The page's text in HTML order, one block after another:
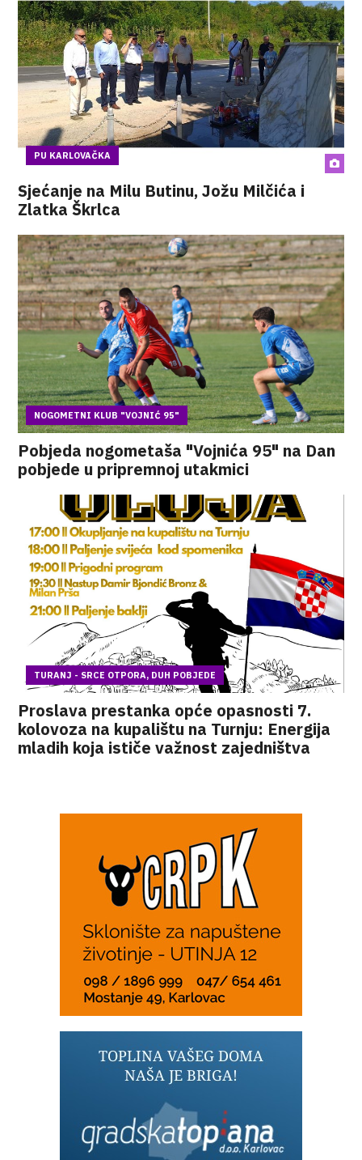
PU KARLOVAČKA
Sjećanje na Milu Butinu, Jožu Milčića i
Zlatka Škrlca
NOGOMETNI KLUB "VOJNIĆ 95"
Pobjeda nogometaša "Vojnića 95" na Dan
pobjede u pripremnoj utakmici
TURANJ - SRCE OTPORA, DUH POBJEDE
Proslava prestanka opće opasnosti 7.
kolovoza na kupalištu na Turnju: Energija
mladih koja ističe važnost zajedništva